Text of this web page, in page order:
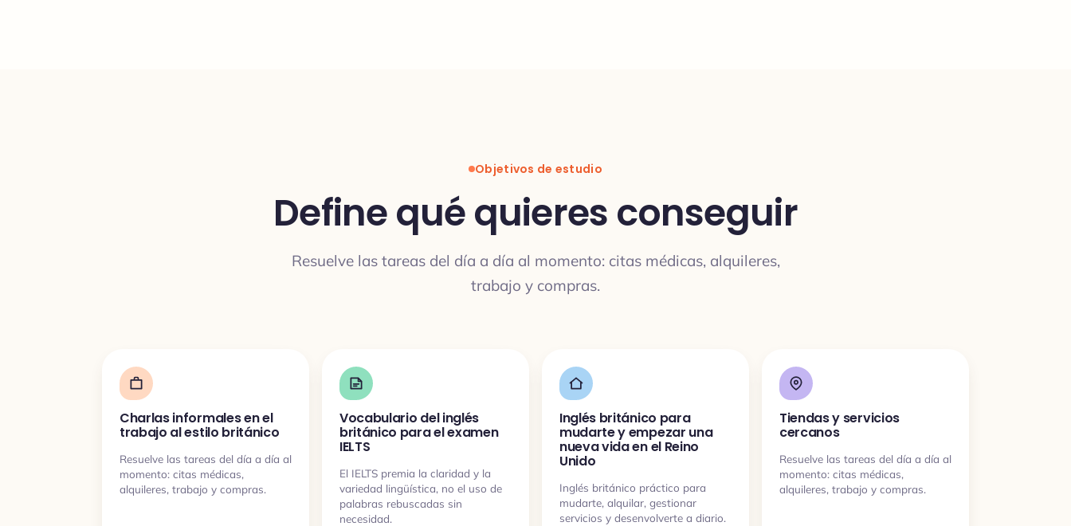
Objetivos de estudio
Define qué quieres conseguir
Resuelve las tareas del día a día al momento: citas médicas, alquileres,
trabajo y compras.
Charlas informales en el
trabajo al estilo británico
Resuelve las tareas del día a día al
momento: citas médicas,
alquileres, trabajo y compras.
Vocabulario del inglés
británico para el examen
IELTS
El IELTS premia la claridad y la
variedad lingüística, no el uso de
palabras rebuscadas sin
necesidad.
Inglés británico para
mudarte y empezar una
nueva vida en el Reino
Unido
Inglés británico práctico para
mudarte, alquilar, gestionar
servicios y desenvolverte a diario.
Tiendas y servicios
cercanos
Resuelve las tareas del día a día al
momento: citas médicas,
alquileres, trabajo y compras.